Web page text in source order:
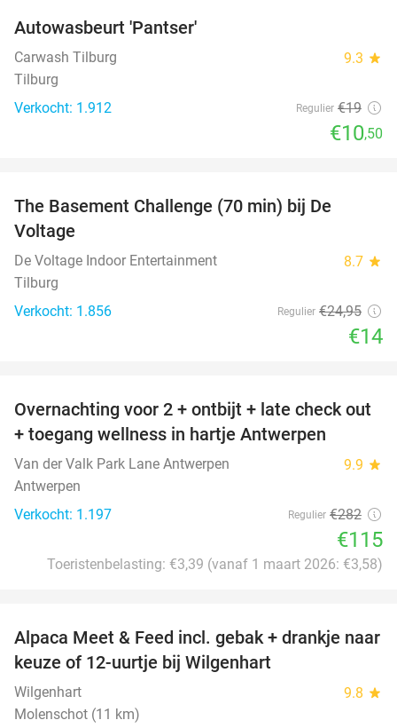
Autowasbeurt 'Pantser'
Carwash Tilburg 9.3 star
Tilburg
Verkocht: 1.912
Regulier €19
€10,50
The Basement Challenge (70 min) bij De
Voltage
De Voltage Indoor Entertainment 8.7 star
Tilburg
Verkocht: 1.856
Regulier €24,95
€14
59%
Overnachting voor 2 + ontbijt + late check out
+ toegang wellness in hartje Antwerpen
Van der Valk Park Lane Antwerpen 9.9 star
Antwerpen
Verkocht: 1.197
Regulier €282
€115
Toeristenbelasting: €3,39 (vanaf 1 maart 2026: €3,58)
43%
Alpaca Meet & Feed incl. gebak + drankje naar
keuze of 12-uurtje bij Wilgenhart
Wilgenhart 9.8 star
Molenschot (11 km)